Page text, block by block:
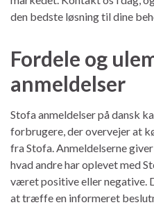
den bedste løsning til dine
Fordele og
anmeldelser
Stofa anmeldelser på dansk
forbrugere, der overvejer at
fra Stofa. Anmeldelserne
hvad andre har oplevet med
været positive eller negative.
at træffe en informeret